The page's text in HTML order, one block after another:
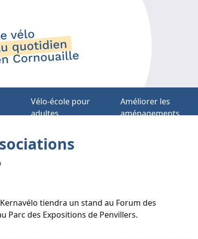
Vélo-école pour
adultes
Améliorer les
aménagements
tiendra un stand au Forum des
Parc des Expositions de Penvillers.